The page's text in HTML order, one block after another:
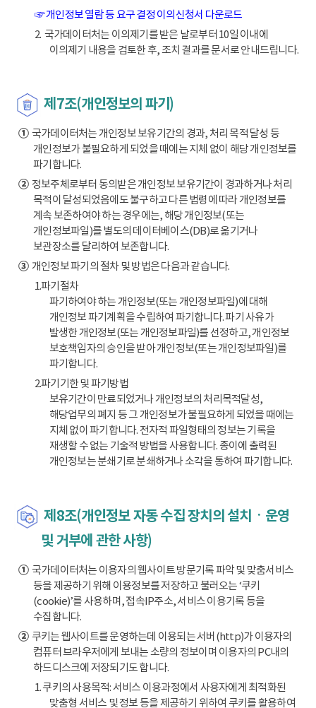
☞ 개인정보 열람 등 요구 결정 이의신청서 다운로드
2. 국가데이터처는 이의제기를 받은 날로부터 10일 이내에
이의제기 내용을 검토한 후, 조치 결과를 문서로 안내드립니다.
제7조(개인정보의 파기)
①국가데이터처는 개인정보 보유기간의 경과, 처리 목적 달성 등
개인정보가 불필요하게 되었을 때에는 지체 없이 해당 개인정보를
파기합니다.
②정보주체로부터 동의받은 개인정보 보유기간이 경과하거나 처리
목적이 달성되었음에도 불구하고 다른 법령에 따라 개인정보를
계속 보존하여야 하는 경우에는, 해당 개인정보(또는
개인정보파일)를 별도의 데이터베이스(DB)로 옮기거나
보관장소를 달리하여 보존합니다.
③개인정보 파기의 절차 및 방법은 다음과 같습니다.
1.파기절차
파기하여야 하는 개인정보(또는 개인정보파일)에 대해
개인정보 파기계획을 수립하여 파기합니다. 파기 사유가
발생한 개인정보(또는 개인정보파일)를 선정하고, 개인정보
보호책임자의 승인을 받아 개인정보(또는 개인정보파일)를
파기합니다.
2.파기기한 및 파기방법
보유기간이 만료되었거나 개인정보의 처리목적달성,
해당업무의 폐지 등 그 개인정보가 불필요하게 되었을 때에는
지체 없이 파기합니다. 전자적 파일형태의 정보는 기록을
재생할 수 없는 기술적 방법을 사용합니다. 종이에 출력된
개인정보는 분쇄기로 분쇄하거나 소각을 통하여 파기합니다.
제8조(개인정보 자동 수집 장치의 설치ㆍ운영
및 거부에 관한 사항)
①국가데이터처는 이용자의 웹사이트 방문기록 파악 및 맞춤서비스
등을 제공하기 위해 이용정보를 저장하고 불러오는 ‘쿠키
(cookie)’를 사용하며, 접속IP주소, 서비스 이용기록 등을
수집합니다.
②쿠키는 웹사이트를 운영하는데 이용되는 서버(http)가 이용자의
컴퓨터 브라우저에게 보내는 소량의 정보이며 이용자의 PC내의
하드디스크에 저장되기도 합니다.
1. 쿠키의 사용목적: 서비스 이용과정에서 사용자에게 최적화된
맞춤형 서비스 및 정보 등을 제공하기 위하여 쿠키를 활용하여